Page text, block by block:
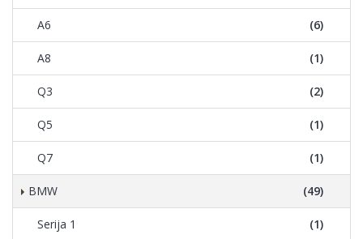
A6 (6)
A8 (1)
Q3 (2)
Q5 (1)
Q7 (1)
BMW (49)
Serija 1 (1)